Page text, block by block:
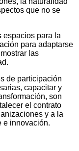
que no se
espacios para la
para adaptarse
las
de participación
capacitar y
son
el contrato
y a la
e innovación.